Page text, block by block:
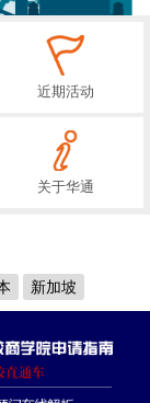
近期活动
关于华通
新加坡